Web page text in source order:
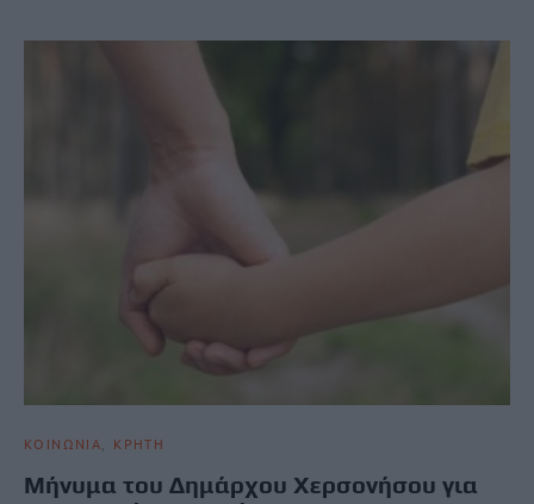
ΚΟΙΝΩΝΙΑ ΚΡΗΤΗ
Μήνυμα του Δημάρχου Χερσονήσου για